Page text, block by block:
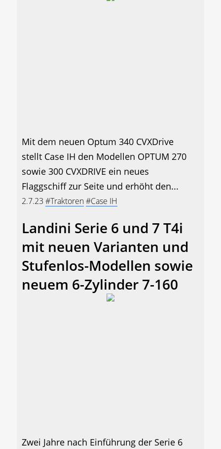
Mit dem neuen Optum 340 CVXDrive
stellt Case IH den Modellen OPTUM 270
sowie 300 CVXDRIVE ein neues
Flaggschiff zur Seite und erhöht den...
2.7.23 #Traktoren#Case IH
Landini Serie 6 und 7 T4i
mit neuen Varianten und
Stufenlos-Modellen sowie
neuem 6-Zylinder 7-160
Zwei Jahre nach Einführung der Serie 6